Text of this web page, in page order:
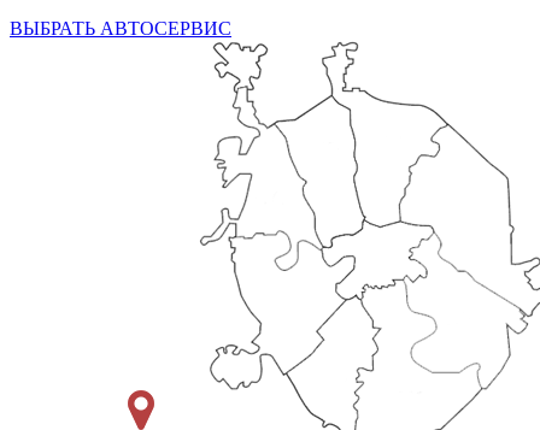
ВЫБРАТЬ АВТОСЕРВИС